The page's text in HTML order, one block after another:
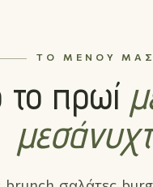
ΤΟ ΜΕΝΟΎ ΜΑΣ
πρωί